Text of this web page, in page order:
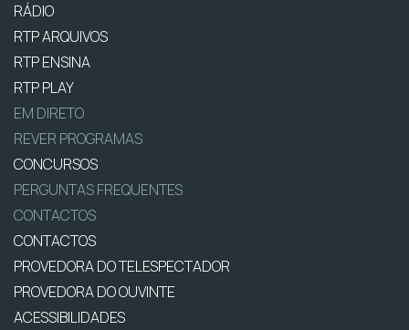
RÁDIO
RTP ARQUIVOS
RTP ENSINA
RTP PLAY
EM DIRETO
REVER PROGRAMAS
CONCURSOS
PERGUNTAS FREQUENTES
CONTACTOS
CONTACTOS
PROVEDORA DO TELESPECTADOR
PROVEDORA DO OUVINTE
ACESSIBILIDADES